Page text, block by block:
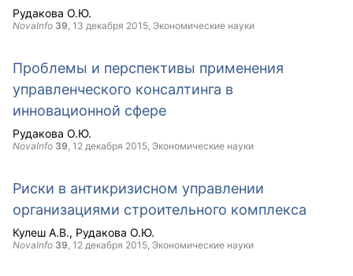
Рудакова О.Ю.
NovaInfo 39, 13 декабря 2015, Экономические науки
Проблемы и перспективы применения
управленческого консалтинга в
инновационной сфере
Рудакова О.Ю.
NovaInfo 39, 12 декабря 2015, Экономические науки
Риски в антикризисном управлении
организациями строительного комплекса
Кулеш А.В. Рудакова О.Ю.
NovaInfo 39, 12 декабря 2015, Экономические науки